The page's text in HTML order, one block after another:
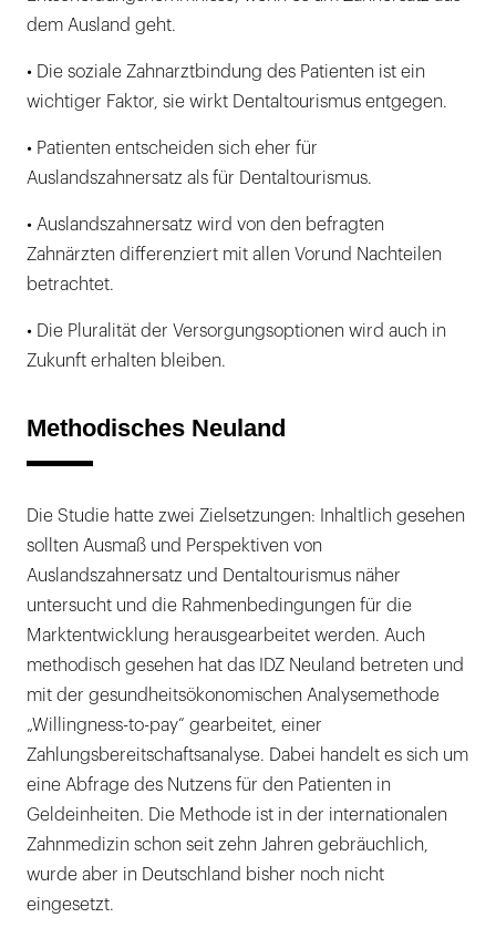
dem Ausland geht.
• Die soziale Zahnarztbindung des Patienten ist ein
wichtiger Faktor, sie wirkt Dentaltourismus entgegen.
• Patienten entscheiden sich eher für
Auslandszahnersatz als für Dentaltourismus.
• Auslandszahnersatz wird von den befragten
Zahnärzten differenziert mit allen Vorund Nachteilen
betrachtet.
• Die Pluralität der Versorgungsoptionen wird auch in
Zukunft erhalten bleiben.
Methodisches Neuland
Die Studie hatte zwei Zielsetzungen: Inhaltlich gesehen
sollten Ausmaß und Perspektiven von
Auslandszahnersatz und Dentaltourismus näher
untersucht und die Rahmenbedingungen für die
Marktentwicklung herausgearbeitet werden. Auch
methodisch gesehen hat das IDZ Neuland betreten und
mit der gesundheitsökonomischen Analysemethode
„Willingness-to-pay“ gearbeitet, einer
Zahlungsbereitschaftsanalyse. Dabei handelt es sich um
eine Abfrage des Nutzens für den Patienten in
Geldeinheiten. Die Methode ist in der internationalen
Zahnmedizin schon seit zehn Jahren gebräuchlich,
wurde aber in Deutschland bisher noch nicht
eingesetzt.